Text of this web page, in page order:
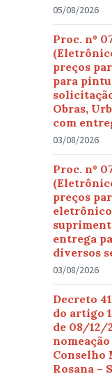
05/08/2026
Proc. nº
preços
para
Obras,
com
03/08/2026
Proc. nº
preços
entrega
diversos
03/08/2026
Decreto
do artigo
de 08/12/
Conselho
Rosana –